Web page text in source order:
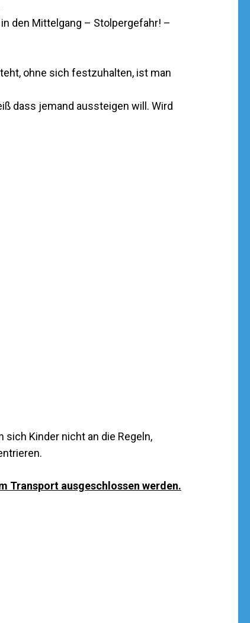
den Mittelgang – Stolpergefahr! –
ohne sich festzuhalten, ist man
dass jemand aussteigen will. Wird
sich Kinder nicht an die Regeln,
Transport ausgeschlossen werden.